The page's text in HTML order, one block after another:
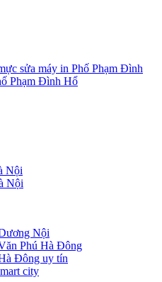
sửa máy in Phố Phạm Đình
Phạm Đình Hổ
Nội
Nội
Nội
Phú Hà Đông
Đông uy tín
city